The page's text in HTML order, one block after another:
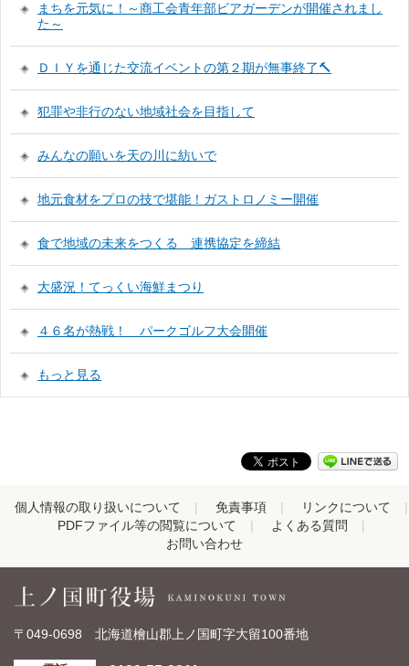
まちを元気に！～商工会青年部ビアガーデンが開催されまし
た～
ＤＩＹを通じた交流イベントの第２期が無事終了🔨
犯罪や非行のない地域社会を目指して
みんなの願いを天の川に紡いで
地元食材をプロの技で堪能！ガストロノミー開催
食で地域の未来をつくる 連携協定を締結
大盛況！てっくい海鮮まつり
４６名が熱戦！ パークゴルフ大会開催
もっと見る
個人情報の取り扱いについて 免責事項
リンクについて
PDFファイル等の閲覧について
よくある質問
お問い合わせ
〒049-0698 北海道檜山郡上ノ国町字大留100番地